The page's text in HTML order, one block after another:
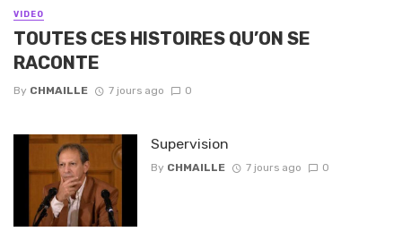
VIDEO
TOUTES CES HISTOIRES QU’ON SE
RACONTE
By CHMAILLE 7 jours ago 0
Supervision
By CHMAILLE 7 jours ago 0